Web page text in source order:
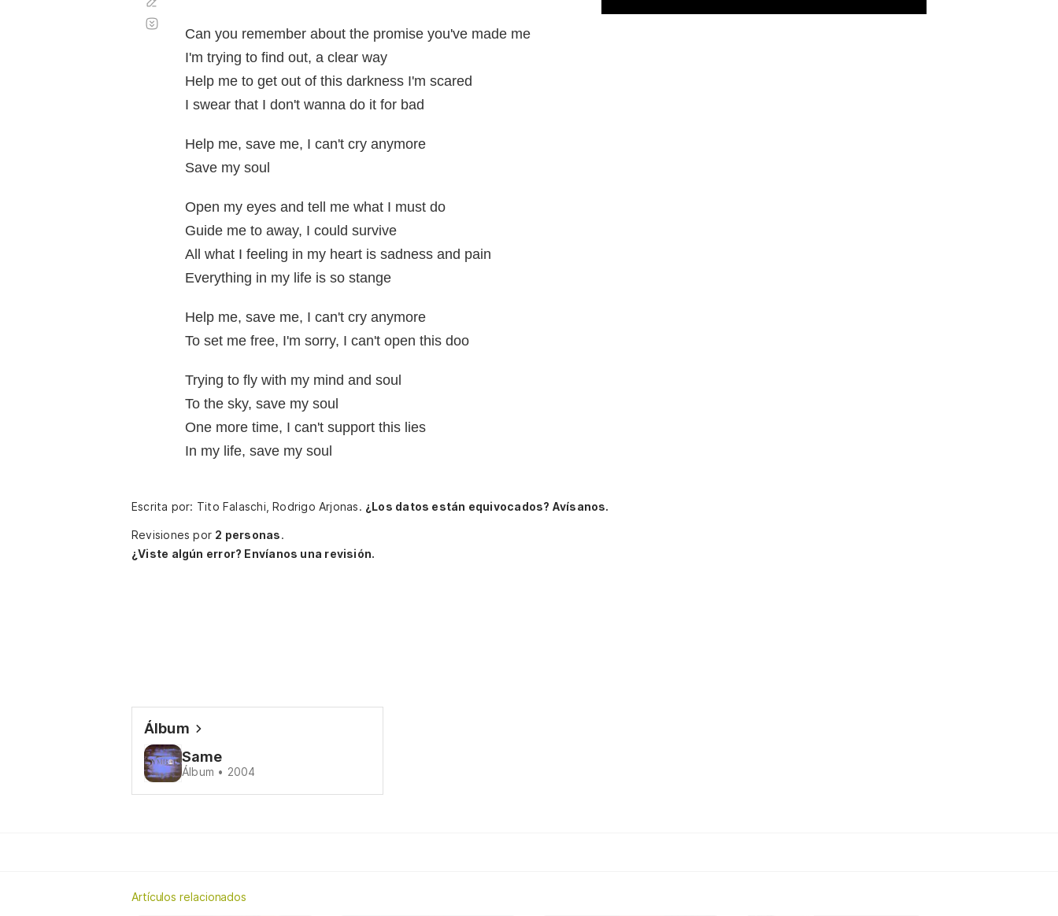
Can you remember about the promise you've made me
I'm trying to find out, a clear way
Help me to get out of this darkness I'm scared
I swear that I don't wanna do it for bad
Help me, save me, I can't cry anymore
Save my soul
Open my eyes and tell me what I must do
Guide me to away, I could survive
All what I feeling in my heart is sadness and pain
Everything in my life is so stange
Help me, save me, I can't cry anymore
To set me free, I'm sorry, I can't open this doo
Trying to fly with my mind and soul
To the sky, save my soul
One more time, I can't support this lies
In my life, save my soul
automático
Escrita por: Tito Falaschi, Rodrigo Arjonas. ¿Los datos están equivocados? Avísanos.
Revisiones por 2 personas.
¿Viste algún error? Envíanos una revisión.
Álbum
Same
Álbum • 2004
Artículos relacionados